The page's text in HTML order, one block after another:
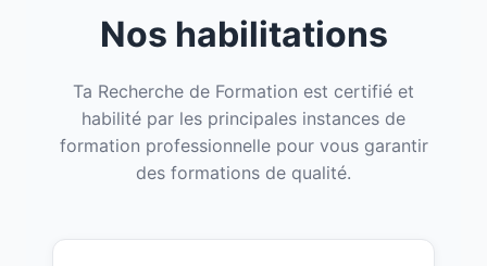
Nos habilitations
Ta Recherche de Formation est certifié et
habilité par les principales instances de
formation professionnelle pour vous garantir
des formations de qualité.